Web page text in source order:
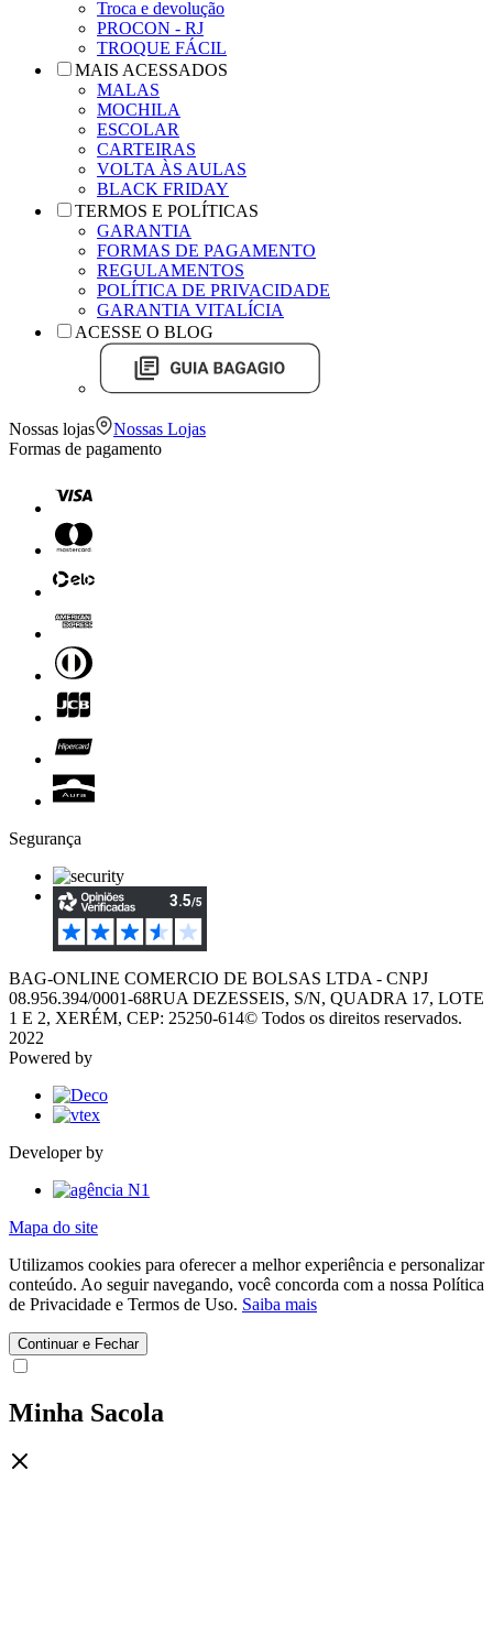
Troca e devolução
PROCON - RJ
TROQUE FÁCIL
MAIS ACESSADOS
MALAS
MOCHILA
ESCOLAR
CARTEIRAS
VOLTA ÀS AULAS
BLACK FRIDAY
TERMOS E POLÍTICAS
GARANTIA
FORMAS DE PAGAMENTO
REGULAMENTOS
POLÍTICA DE PRIVACIDADE
GARANTIA VITALÍCIA
ACESSE O BLOG
Nossas lojas
Nossas Lojas
Formas de pagamento
Segurança
BAG-ONLINE COMERCIO DE BOLSAS LTDA - CNPJ
08.956.394/0001-68RUA DEZESSEIS, S/N, QUADRA 17, LOTE
1 E 2, XERÉM, CEP: 25250-614© Todos os direitos reservados.
2022
Powered by
Developer by
Mapa do site
Utilizamos cookies para oferecer a melhor experiência e personalizar
conteúdo. Ao seguir navegando, você concorda com a nossa Política
de Privacidade e Termos de Uso. Saiba mais
Continuar e Fechar
Minha Sacola